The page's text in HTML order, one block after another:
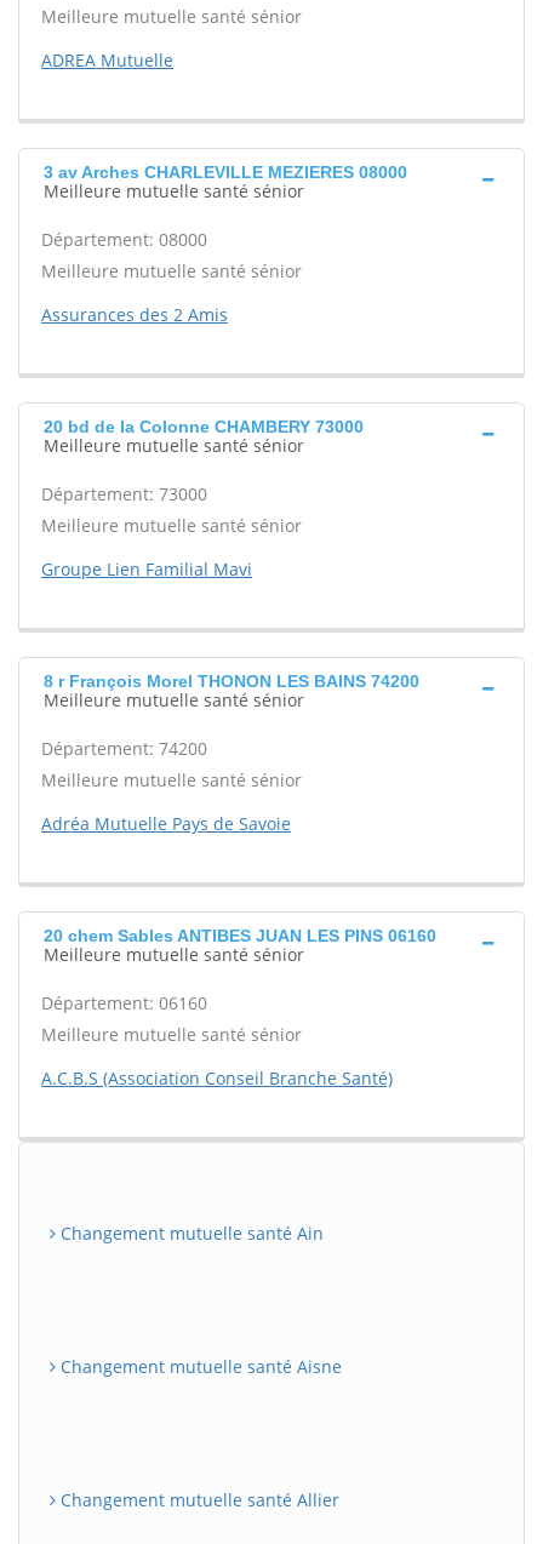
Meilleure mutuelle santé sénior
ADREA Mutuelle
3 av Arches CHARLEVILLE MEZIERES 08000
Meilleure mutuelle santé sénior
Département: 08000
Meilleure mutuelle santé sénior
Assurances des 2 Amis
20 bd de la Colonne CHAMBERY 73000
Meilleure mutuelle santé sénior
Département: 73000
Meilleure mutuelle santé sénior
Groupe Lien Familial Mavi
8 r François Morel THONON LES BAINS 74200
Meilleure mutuelle santé sénior
Département: 74200
Meilleure mutuelle santé sénior
Adréa Mutuelle Pays de Savoie
20 chem Sables ANTIBES JUAN LES PINS 06160
Meilleure mutuelle santé sénior
Département: 06160
Meilleure mutuelle santé sénior
A.C.B.S (Association Conseil Branche Santé)
Changement mutuelle santé Ain
Changement mutuelle santé Aisne
Changement mutuelle santé Allier